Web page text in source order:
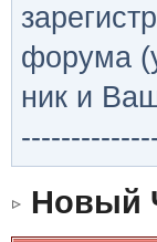
форума
ник и
Новый